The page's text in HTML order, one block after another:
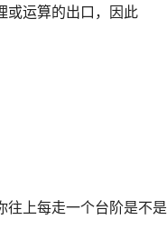
或运算的出口，因此
往上每走一个台阶是不是